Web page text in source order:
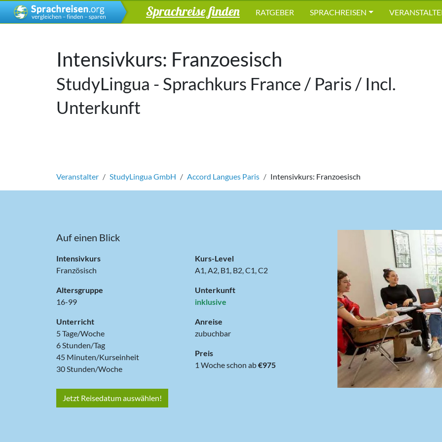
Sprachreise finden RATGEBER SPRACHREISEN
Intensivkurs: Franzoesisch
StudyLingua - Sprachkurs France / Paris / Incl.
Unterkunft
Veranstalter StudyLingua GmbH Accord Langues Paris Intensivkurs: Franzoesisch
‹
Auf einen Blick
Intensivkurs
Französisch
Altersgruppe
16-99
Unterricht
5 Tage/Woche
6 Stunden/Tag
45 Minuten/Kurseinheit
30 Stunden/Woche
Kurs-Level
A1, A2, B1, B2, C1, C2
Unterkunft
inklusive
Anreise
zubuchbar
Preis
1 Woche schon ab€975
Jetzt Reisedatum auswählen!